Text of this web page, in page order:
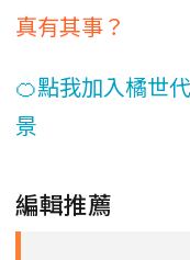
真有其事？
🍊點我加入橘世
景
編輯推薦